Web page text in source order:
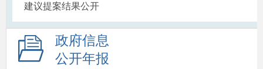
建议提案结果公开
政府信息
公开年报